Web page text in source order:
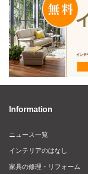
Information
ニュース一覧
インテリアのはなし
家具の修理・リフォーム